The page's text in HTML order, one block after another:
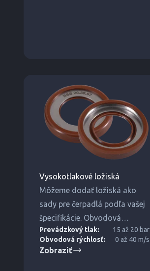
Vysokotlakové ložiská
Môžeme dodať ložiská ako
sady pre čerpadlá podľa vašej
špecifikácie. Obvodová
rýchlosť do 40 m/s a tlak 15 až
20 barov.
Prevádzkový tlak:
15 až 20 bar
Obvodová rýchlosť:
0 až 40 m/s
Zobraziť